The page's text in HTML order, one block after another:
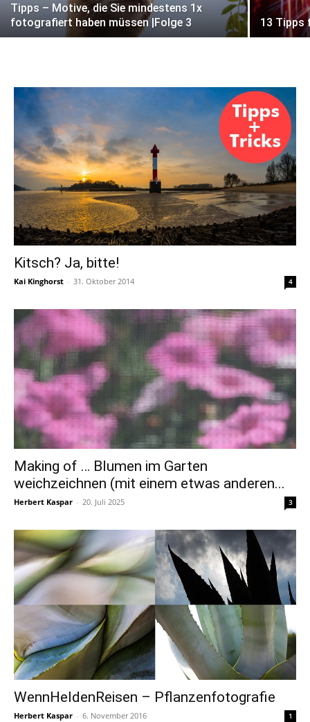
Tipps – Motive, die Sie mindestens 1x
fotografiert haben müssen |Folge 3
13 Tipps
Kitsch? Ja, bitte!
Kai Kinghorst - 31. Oktober 2014 4
Making of … Blumen im Garten
weichzeichnen (mit einem etwas anderen...
Herbert Kaspar - 20. Juli 2025 3
WennHeldenReisen – Pflanzenfotografie
Herbert Kaspar - 6. November 2016 1